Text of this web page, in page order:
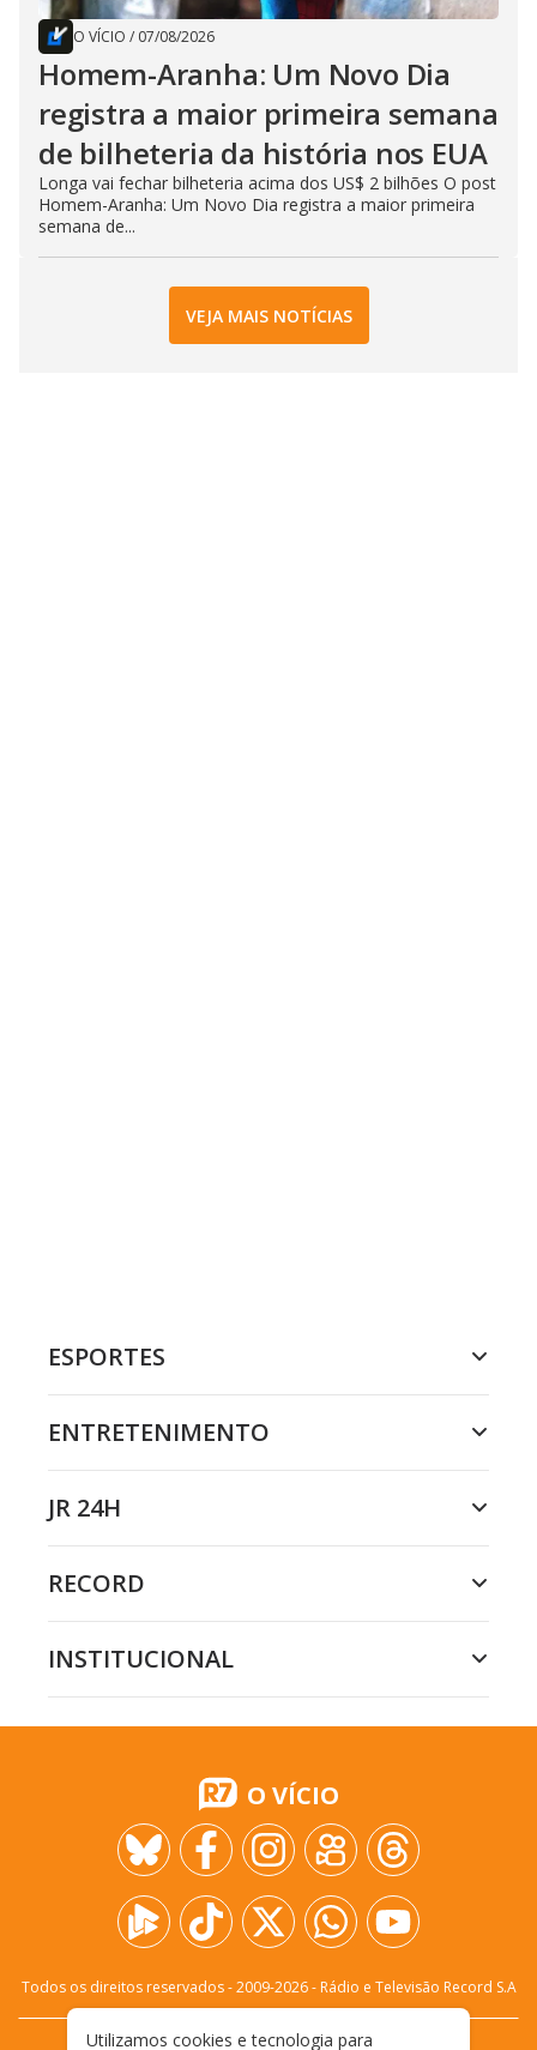
O VÍCIO / 07/08/2026
Homem-Aranha: Um Novo Dia
registra a maior primeira semana
de bilheteria da história nos EUA
Longa vai fechar bilheteria acima dos US$ 2 bilhões O post
Homem-Aranha: Um Novo Dia registra a maior primeira
semana de...
VEJA MAIS NOTÍCIAS
ESPORTES
ENTRETENIMENTO
JR 24H
RECORD
INSTITUCIONAL
O VÍCIO
Todos os direitos reservados - 2009-2026- Rádio e Televisão Record S.A
Utilizamos cookies e tecnologia para